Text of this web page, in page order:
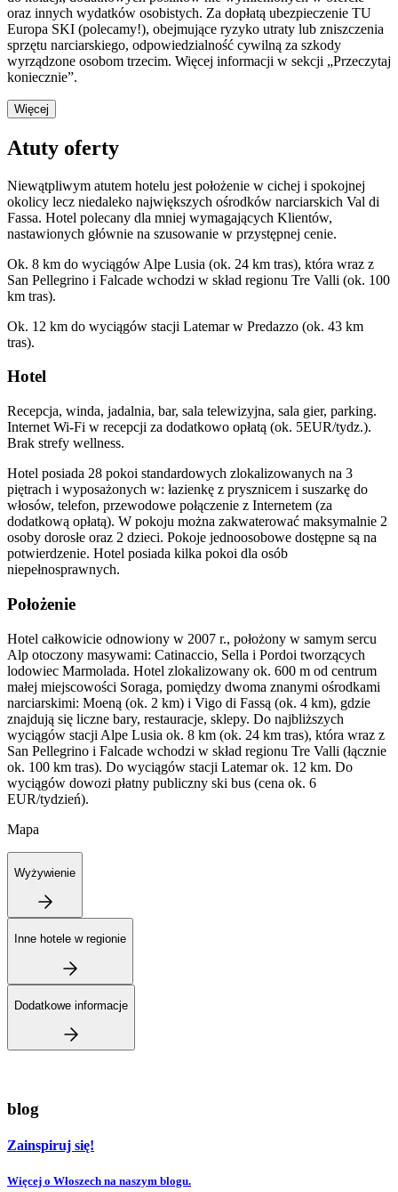
oraz innych wydatków osobistych. Za dopłatą ubezpieczenie TU
Europa SKI (polecamy!), obejmujące ryzyko utraty lub zniszczenia
sprzętu narciarskiego, odpowiedzialność cywilną za szkody
wyrządzone osobom trzecim. Więcej informacji w sekcji „Przeczytaj
koniecznie”.
Więcej
Atuty oferty
Niewątpliwym atutem hotelu jest położenie w cichej i spokojnej
okolicy lecz niedaleko największych ośrodków narciarskich Val di
Fassa. Hotel polecany dla mniej wymagających Klientów,
nastawionych głównie na szusowanie w przystępnej cenie.
Ok. 8 km do wyciągów Alpe Lusia (ok. 24 km tras), która wraz z
San Pellegrino i Falcade wchodzi w skład regionu Tre Valli (ok. 100
km tras).
Ok. 12 km do wyciągów stacji Latemar w Predazzo (ok. 43 km
tras).
Hotel
Recepcja, winda, jadalnia, bar, sala telewizyjna, sala gier, parking.
Internet Wi-Fi w recepcji za dodatkowo opłatą (ok. 5EUR/tydz.).
Brak strefy wellness.
Hotel posiada 28 pokoi standardowych zlokalizowanych na 3
piętrach i wyposażonych w: łazienkę z prysznicem i suszarkę do
włosów, telefon, przewodowe połączenie z Internetem (za
dodatkową opłatą). W pokoju można zakwaterować maksymalnie 2
osoby dorosłe oraz 2 dzieci. Pokoje jednoosobowe dostępne są na
potwierdzenie. Hotel posiada kilka pokoi dla osób
niepełnosprawnych.
Położenie
Hotel całkowicie odnowiony w 2007 r., położony w samym sercu
Alp otoczony masywami: Catinaccio, Sella i Pordoi tworzących
lodowiec Marmolada. Hotel zlokalizowany ok. 600 m od centrum
małej miejscowości Soraga, pomiędzy dwoma znanymi ośrodkami
narciarskimi: Moeną (ok. 2 km) i Vigo di Fassą (ok. 4 km), gdzie
znajdują się liczne bary, restauracje, sklepy. Do najbliższych
wyciągów stacji Alpe Lusia ok. 8 km (ok. 24 km tras), która wraz z
San Pellegrino i Falcade wchodzi w skład regionu Tre Valli (łącznie
ok. 100 km tras). Do wyciągów stacji Latemar ok. 12 km. Do
wyciągów dowozi płatny publiczny ski bus (cena ok. 6
EUR/tydzień).
Mapa
Wyżywienie
Inne hotele w regionie
Dodatkowe informacje
blog
Zainspiruj się!
Więcej o Włoszech na naszym blogu.